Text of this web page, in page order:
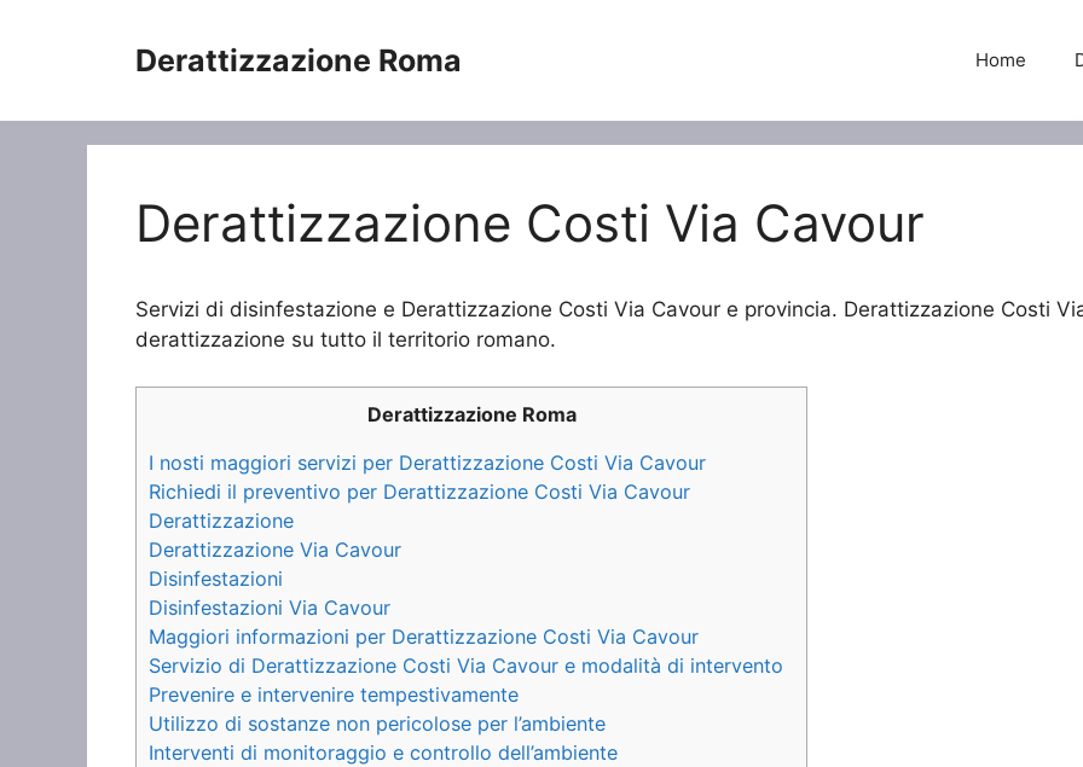
Derattizzazione Roma Home
Derattizzazione Costi Via Cavour
Servizi di disinfestazione e Derattizzazione Costi Via Cavour e provincia. Derattizzazione Costi
derattizzazione su tutto il territorio romano.
Derattizzazione Roma
I nosti maggiori servizi per Derattizzazione Costi Via Cavour
Richiedi il preventivo per Derattizzazione Costi Via Cavour
Derattizzazione
Derattizzazione Via Cavour
Disinfestazioni
Disinfestazioni Via Cavour
Maggiori informazioni per Derattizzazione Costi Via Cavour
Servizio di Derattizzazione Costi Via Cavour e modalità di intervento
Prevenire e intervenire tempestivamente
Utilizzo di sostanze non pericolose per l’ambiente
Interventi di monitoraggio e controllo dell’ambiente